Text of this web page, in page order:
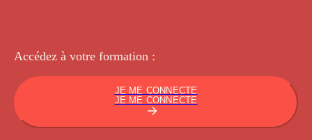
Accédez à votre formation :
JE ME CONNECTE
JE ME CONNECTE